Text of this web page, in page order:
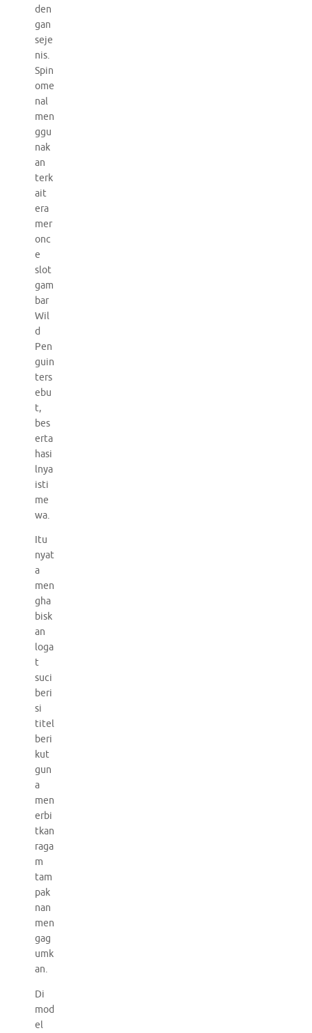
den
gan
seje
nis.
Spin
ome
nal
men
ggu
nak
an
terk
ait
era
mer
onc
e
slot
gam
bar
Wil
d
Pen
guin
ters
ebu
t,
bes
erta
hasi
lnya
isti
me
wa.
Itu
nyat
a
men
gha
bisk
an
loga
t
suci
beri
si
titel
beri
kut
gun
a
men
erbi
tkan
raga
m
tam
pak
nan
men
gag
umk
an.
Di
mod
el